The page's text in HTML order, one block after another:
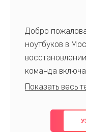
Добро
ноутбуков в
команда
предлагаем